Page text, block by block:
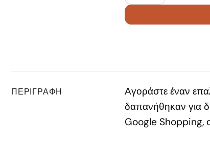
ΠΕΡΙΓΡΑΦΉ
Αγοράστε έναν
δαπανήθηκαν για
Google Shopping,